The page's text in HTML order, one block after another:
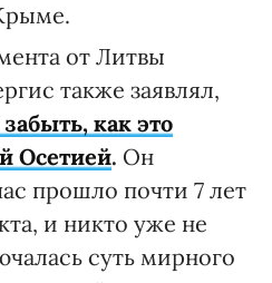
от Литвы
также заявлял,
как это
Осетией. Он
прошло почти 7 лет
и никто уже не
суть мирного